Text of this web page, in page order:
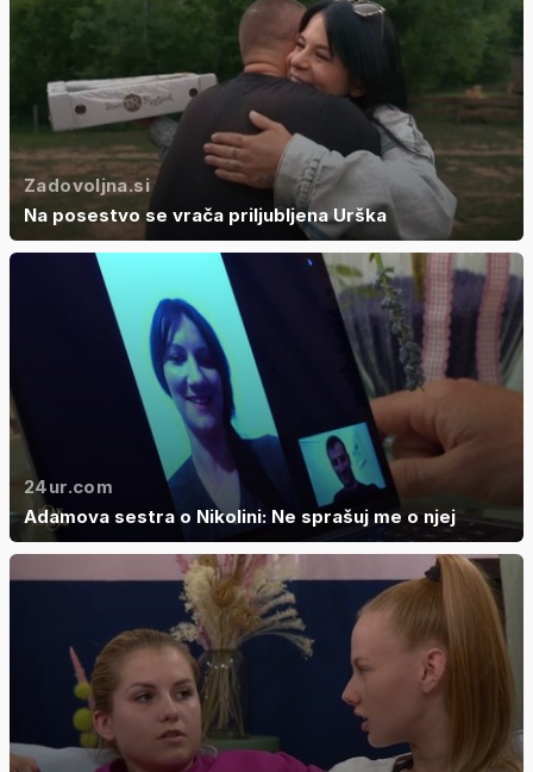
Zadovoljna.si
Na posestvo se vrača priljubljena Urška
24ur.com
Adamova sestra o Nikolini: Ne sprašuj me o njej